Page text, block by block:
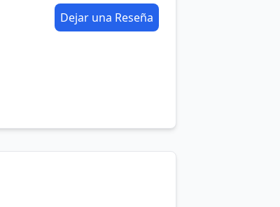
Dejar una Reseña